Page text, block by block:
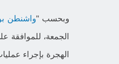
وبحسب "واشنطن
الجمعة، للموافقة
الهجرة بإجراء